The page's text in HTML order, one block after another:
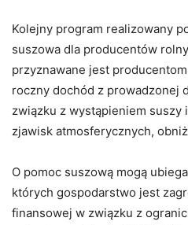
Kolejny program realizowany
suszowa dla producentów
przyznawane jest
roczny dochód z prowadzonej
związku z wystąpieniem
zjawisk atmosferycznych,
O pomoc suszową mogą
których gospodarstwo jest
finansowej w związku z